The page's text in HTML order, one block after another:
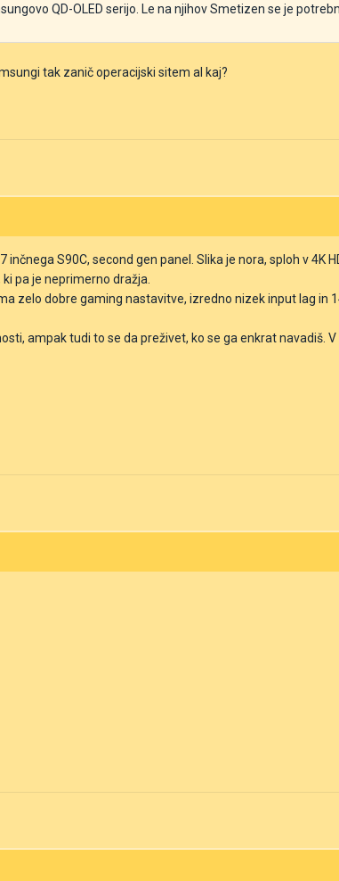
QD-OLED serijo. Le na njihov Smetizen se je
tak zanič operacijski sitem al kaj?
S90C, second gen panel. Slika je nora, sploh v 4K
pa je neprimerno dražja.
zelo dobre gaming nastavitve, izredno nizek input lag in
ampak tudi to se da preživet, ko se ga enkrat navadiš.